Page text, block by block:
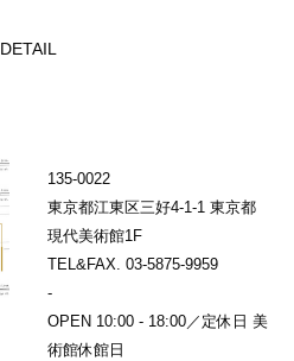
DETAIL
135-0022
東京都江東区三好4-1-1 東京都
現代美術館1F
TEL&FAX. 03-5875-9959
-
OPEN 10:00 - 18:00／定休日 美
術館休館日